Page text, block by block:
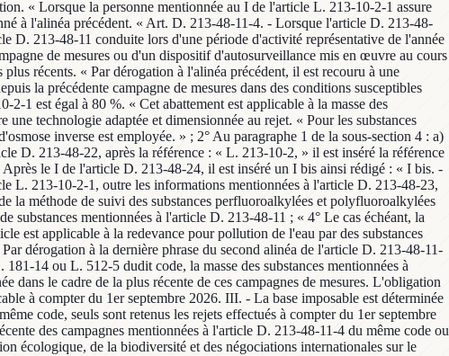
« Lorsque la personne mentionnée au I de l'article L. 213-10-2-1 assure
à l'alinéa précédent. « Art. D. 213-48-11-4. - Lorsque l'article D. 213-48-
D. 213-48-11 conduite lors d'une période d'activité représentative de l'année
de mesures ou d'un dispositif d'autosurveillance mis en œuvre au cours
récents. « Par dérogation à l'alinéa précédent, il est recouru à une
la précédente campagne de mesures dans des conditions susceptibles
1 est égal à 80 %. « Cet abattement est applicable à la masse des
technologie adaptée et dimensionnée au rejet. « Pour les substances
inverse est employée. » ; 2° Au paragraphe 1 de la sous-section 4 : a)
D. 213-48-22, après la référence : « L. 213-10-2, » il est inséré la référence
le I de l'article D. 213-48-24, il est inséré un I bis ainsi rédigé : « I bis. -
L. 213-10-2-1, outre les informations mentionnées à l'article D. 213-48-23,
la méthode de suivi des substances perfluoroalkylées et polyfluoroalkylées
mentionnées à l'article D. 213-48-11 ; « 4° Le cas échéant, la
est applicable à la redevance pour pollution de l'eau par des substances
dérogation à la dernière phrase du second alinéa de l'article D. 213-48-11-
14 ou L. 512-5 dudit code, la masse des substances mentionnées à
le cadre de la plus récente de ces campagnes de mesures. L'obligation
à compter du 1er septembre 2026. III. - La base imposable est déterminée
code, seuls sont retenus les rejets effectués à compter du 1er septembre
des campagnes mentionnées à l'article D. 213-48-11-4 du même code ou
écologique, de la biodiversité et des négociations internationales sur le